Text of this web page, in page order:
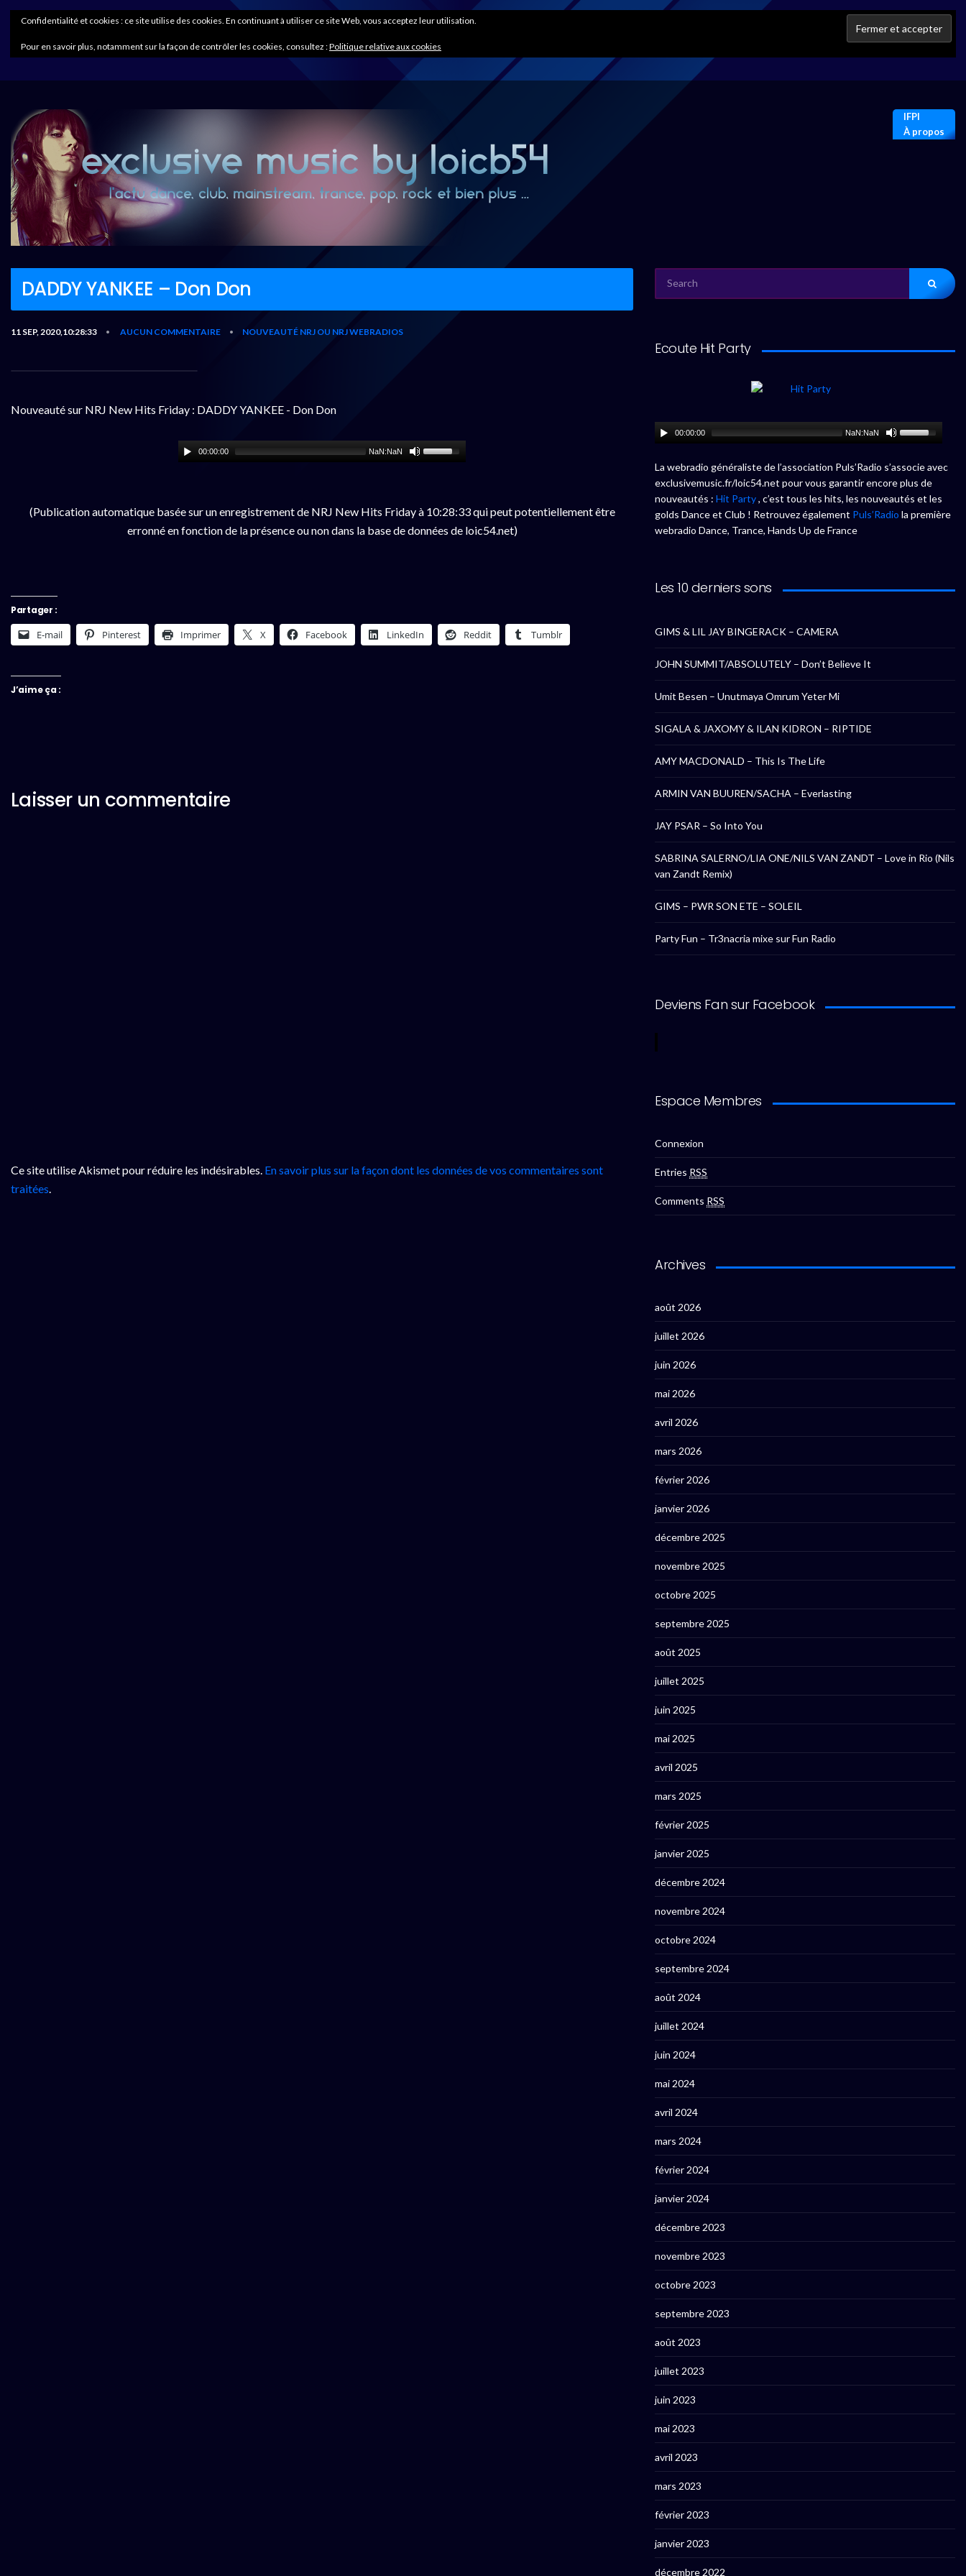
IFPI
À propos
DADDY YANKEE – Don Don
11 SEP, 2020,10:28:33 • AUCUN COMMENTAIRE • NOUVEAUTÉ NRJ OU NRJ WEBRADIOS
Nouveauté sur NRJ New Hits Friday : DADDY YANKEE - Don Don
00:00:00 NaN:NaN
(Publication automatique basée sur un enregistrement de NRJ New Hits Friday à 10:28:33 qui peut potentiellement être
erronné en fonction de la présence ou non dans la base de données de loic54.net)
Partager :
E-mail Pinterest Imprimer X Facebook LinkedIn Reddit Tumblr
J’aime ça :
Laisser un commentaire
Ce site utilise Akismet pour réduire les indésirables. En savoir plus sur la façon dont les données de vos commentaires sont
traitées.
FOR:
Ecoute Hit Party
00:00:00 NaN:NaN
La webradio généraliste de l’association Puls’Radio s’associe avec
exclusivemusic.fr/loic54.net pour vous garantir encore plus de
nouveautés : Hit Party, c’est tous les hits, les nouveautés et les
golds Dance et Club ! Retrouvez également Puls’Radio la première
webradio Dance, Trance, Hands Up de France
Les 10 derniers sons
GIMS & LIL JAY BINGERACK – CAMERA
JOHN SUMMIT/ABSOLUTELY – Don’t Believe It
Umit Besen – Unutmaya Omrum Yeter Mi
SIGALA & JAXOMY & ILAN KIDRON – RIPTIDE
AMY MACDONALD – This Is The Life
ARMIN VAN BUUREN/SACHA – Everlasting
JAY PSAR – So Into You
SABRINA SALERNO/LIA ONE/NILS VAN ZANDT – Love in Rio (Nils
van Zandt Remix)
GIMS – PWR SON ETE – SOLEIL
Party Fun – Tr3nacria mixe sur Fun Radio
Deviens Fan sur Facebook
Espace Membres
Connexion
Entries RSS
Comments RSS
Archives
août 2026
juillet 2026
juin 2026
mai 2026
avril 2026
mars 2026
février 2026
janvier 2026
décembre 2025
novembre 2025
octobre 2025
septembre 2025
août 2025
juillet 2025
juin 2025
mai 2025
avril 2025
mars 2025
février 2025
janvier 2025
décembre 2024
novembre 2024
octobre 2024
septembre 2024
août 2024
juillet 2024
juin 2024
mai 2024
avril 2024
mars 2024
février 2024
janvier 2024
décembre 2023
novembre 2023
octobre 2023
septembre 2023
août 2023
juillet 2023
juin 2023
mai 2023
avril 2023
mars 2023
février 2023
janvier 2023
décembre 2022
Confidentialité et cookies : ce site utilise des cookies. En continuant à utiliser ce site Web, vous acceptez leur utilisation.
Pour en savoir plus, notamment sur la façon de contrôler les cookies, consultez :Politique relative aux cookies